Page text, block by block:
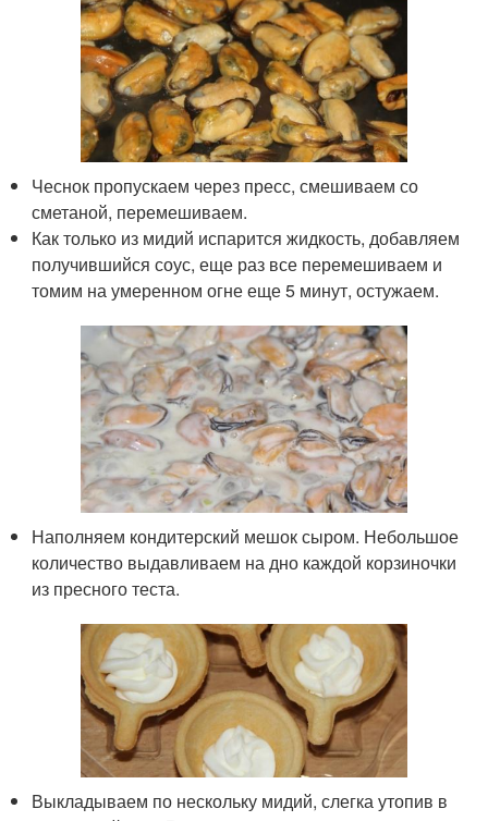
Чеснок пропускаем через пресс, смешиваем со
сметаной, перемешиваем.
Как только из мидий испарится жидкость, добавляем
получившийся соус, еще раз все перемешиваем и
томим на умеренном огне еще 5 минут, остужаем.
Наполняем кондитерский мешок сыром. Небольшое
количество выдавливаем на дно каждой корзиночки
из пресного теста.
Выкладываем по нескольку мидий, слегка утопив в